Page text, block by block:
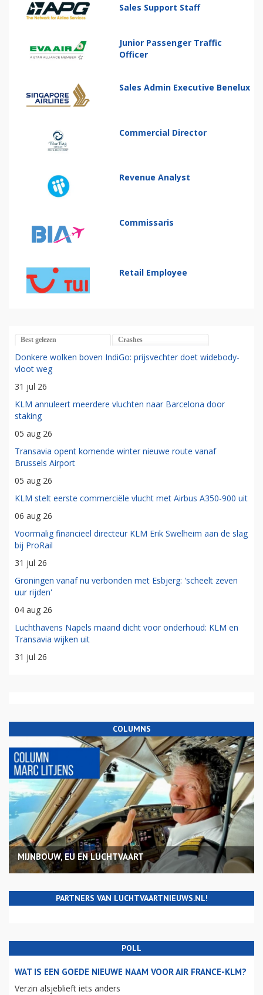
Sales Support Staff
Junior Passenger Traffic
Officer
Sales Admin Executive Benelux
Commercial Director
Revenue Analyst
Commissaris
Retail Employee
Best gelezen Crashes
Donkere wolken boven IndiGo: prijsvechter doet widebody-
vloot weg
31 jul 26
KLM annuleert meerdere vluchten naar Barcelona door
staking
05 aug 26
Transavia opent komende winter nieuwe route vanaf
Brussels Airport
05 aug 26
KLM stelt eerste commerciële vlucht met Airbus A350-900 uit
06 aug 26
Voormalig financieel directeur KLM Erik Swelheim aan de slag
bij ProRail
31 jul 26
Groningen vanaf nu verbonden met Esbjerg: 'scheelt zeven
uur rijden'
04 aug 26
Luchthavens Napels maand dicht voor onderhoud: KLM en
Transavia wijken uit
31 jul 26
COLUMNS
MIJNBOUW, EU EN LUCHTVAART
PARTNERS VAN LUCHTVAARTNIEUWS.NL!
POLL
WAT IS EEN GOEDE NIEUWE NAAM VOOR AIR FRANCE-KLM?
Verzin alsjeblieft iets anders